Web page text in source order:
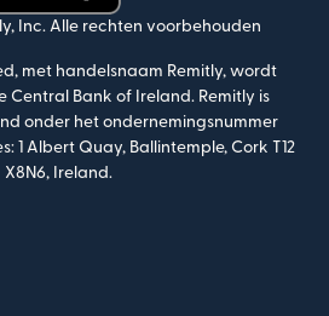
nieuw venster)
Inc. Alle rechten voorbehouden
met handelsnaam Remitly, wordt
Central Bank of Ireland. Remitly is
onder het ondernemingsnummer
1 Albert Quay, Ballintemple, Cork T12
X8N6, Ireland.